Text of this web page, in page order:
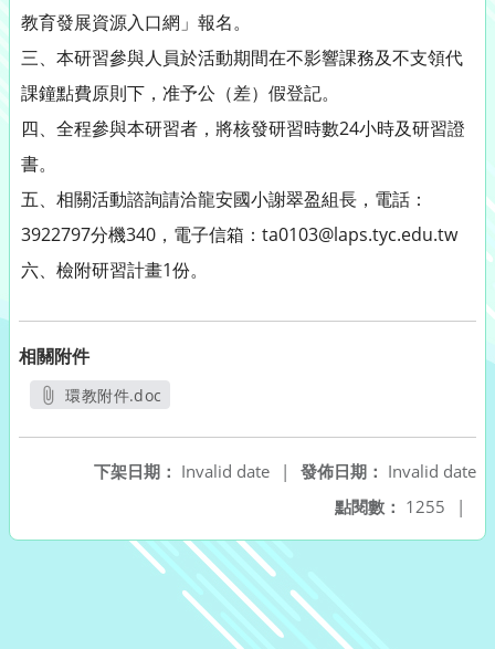
教育發展資源入口網」報名。
三、本研習參與人員於活動期間在不影響課務及不支領代
課鐘點費原則下，准予公（差）假登記。
四、全程參與本研習者，將核發研習時數24小時及研習證
書。
五、相關活動諮詢請洽龍安國小謝翠盈組長，電話：
3922797分機340，電子信箱：ta0103@laps.tyc.edu.tw
六、檢附研習計畫1份。
相關附件
環教附件.doc
發佈日期： Invalid date
下架日期： Invalid date
|
點閱數： 1255 |